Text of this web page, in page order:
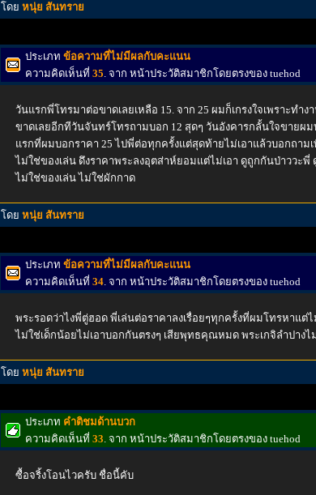
โดย หนุ่ย สันทราย
ประเภท ข้อความที่ไม่มีผลกับคะแนน
ความคิดเห็นที่ 35. จาก หน้าประวัติสมาชิกโดยตรงของ tuehod
วันแรกพี่โทรมาต่อขาดเลยเหลือ 15. จาก 25 ผมก็เกรงใจเพราะทำ
ขาดเลยอีกทีวันจันทร์โทรถามบอก 12 สุดๆ วันอังคารกลั้นใจขายผ
แรกที่ผมบอกราคา 25 ไปพี่ต่อทุกครั้งแต่สุดท้ายไม่เอาแล้วบอกถาม
ไม่ใช่ของเล่น ดึงราคาพระลงอุตส่าห์ยอมแต่ไม่เอา ดูถูกกันป่าววะพี่
ไม่ใช่ของเล่น ไม่ใช่ผักกาด
โดย หนุ่ย สันทราย
ประเภท ข้อความที่ไม่มีผลกับคะแนน
ความคิดเห็นที่ 34. จาก หน้าประวัติสมาชิกโดยตรงของ tuehod
พระรอดว่าไงพี่ตู่ฮอด พี่เล่นต่อราคาลงเรื่อยๆทุกครั้งที่ผมโทรหาแต่
ไม่ใช่เด็กน้อยไม่เอาบอกกันตรงๆ เสียพุทธคุณหมด พระเกจิลำปางไ
โดย หนุ่ย สันทราย
ประเภท คำติชมด้านบวก
ความคิดเห็นที่ 33. จาก หน้าประวัติสมาชิกโดยตรงของ tuehod
ซื้อจริ้งโอนไวครับ ชื่อนี้คับ